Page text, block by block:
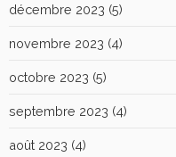
décembre 2023 (5)
novembre 2023 (4)
octobre 2023 (5)
septembre 2023 (4)
août 2023 (4)